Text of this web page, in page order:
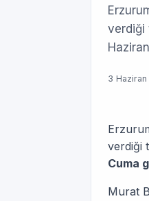
verdiği
3
verdiği
Cuma
Murat